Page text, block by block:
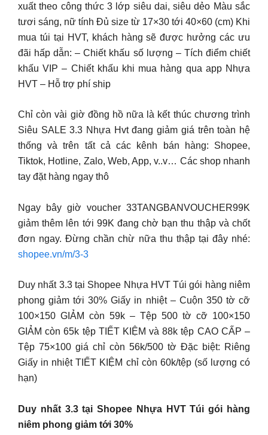
xuất theo công thức 3 lớp siêu dai, siêu dẻo Màu sắc
tươi sáng, nữ tính Đủ size từ 17×30 tới 40×60 (cm) Khi
mua túi tại HVT, khách hàng sẽ được hưởng các ưu
đãi hấp dẫn: – Chiết khấu số lượng – Tích điểm chiết
khấu VIP – Chiết khấu khi mua hàng qua app Nhựa
HVT – Hỗ trợ phí ship
Chỉ còn vài giờ đồng hồ nữa là kết thúc chương trình
Siêu SALE 3.3 Nhựa Hvt đang giảm giá trên toàn hệ
thống và trên tất cả các kênh bán hàng: Shopee,
Tiktok, Hotline, Zalo, Web, App, v..v… Các shop nhanh
tay đặt hàng ngay thô
Ngay bây giờ voucher 33TANGBANVOUCHER99K
giảm thêm lên tới 99K đang chờ bạn thu thập và chốt
đơn ngay. Đừng chần chừ nữa thu thập tại đây nhé:
shopee.vn/m/3-3
Duy nhất 3.3 tại Shopee Nhựa HVT Túi gói hàng niêm
phong giảm tới 30% Giấy in nhiệt – Cuộn 350 tờ cỡ
100×150 GIẢM còn 59k – Tệp 500 tờ cỡ 100×150
GIẢM còn 65k tệp TIẾT KIỆM và 88k tệp CAO CẤP –
Tệp 75×100 giá chỉ còn 56k/500 tờ Đặc biệt: Riêng
Giấy in nhiệt TIẾT KIỆM chỉ còn 60k/tệp (số lượng có
hạn)
Duy nhất 3.3 tại Shopee Nhựa HVT Túi gói hàng
niêm phong giảm tới 30%